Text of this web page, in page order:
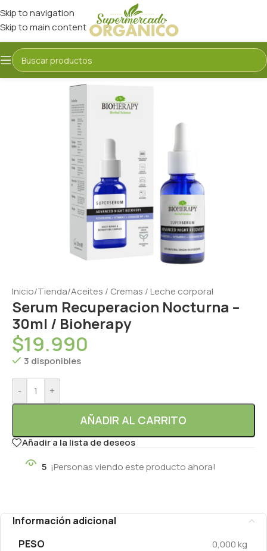
Skip to navigation
Skip to main content
Inicio/Tienda/Aceites / Cremas / Leche corporal
Serum Recuperacion Nocturna –
30ml / Bioherapy
$19.990
3 disponibles
- +
AÑADIR AL CARRITO
Añadir a la lista de deseos
5 ¡Personas viendo este producto ahora!
Información adicional
PESO
0,000 kg